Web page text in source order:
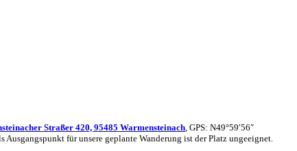
Straßer 420, 95485 Warmensteinach, GPS: N49°59′56″
für unsere geplante Wanderung ist der Platz ungeeignet.